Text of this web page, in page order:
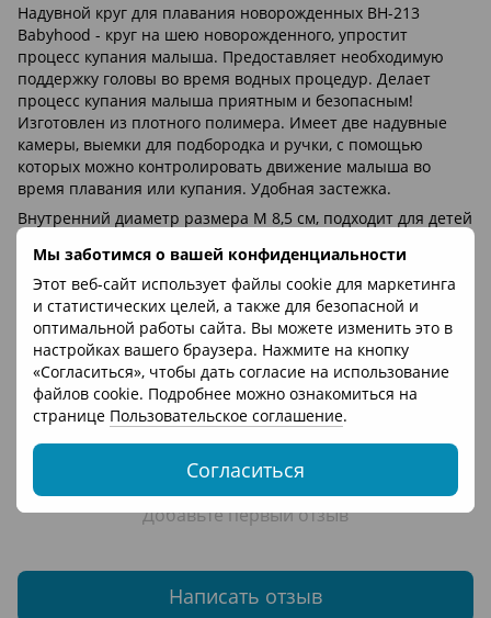
Мы заботимся о вашей конфиденциальности
Этот веб-сайт использует файлы cookie для маркетинга
и статистических целей, а также для безопасной и
оптимальной работы сайта. Вы можете изменить это в
настройках вашего браузера. Нажмите на кнопку
«Согласиться», чтобы дать согласие на использование
файлов cookie. Подробнее можно ознакомиться на
странице Пользовательское соглашение.
Согласиться
Надувной круг для плавания новорожденных BH-213
Babyhood - круг на шею новорожденного, упростит
процесс купания малыша. Предоставляет необходимую
поддержку головы во время водных процедур. Делает
процесс купания малыша приятным и безопасным!
Изготовлен из плотного полимера. Имеет две надувные
камеры, выемки для подбородка и ручки, с помощью
которых можно контролировать движение малыша во
время плавания или купания. Удобная застежка.
Внутренний диаметр размера М 8,5 см, подходит для детей
Внутренний диаметр размера L 9,5 см, подходит для детей
весом 7-12 кг.
Отзывы
Добавьте первый отзыв
Написать отзыв